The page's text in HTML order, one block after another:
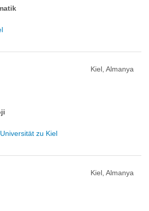
Kiel, Almanya
zu Kiel
Kiel, Almanya